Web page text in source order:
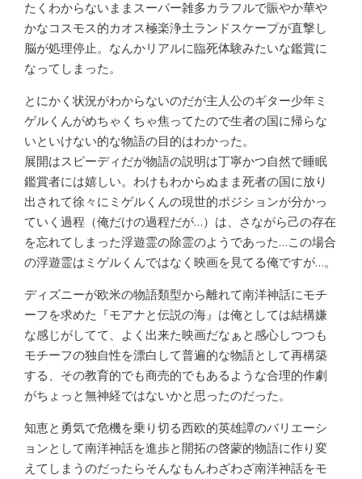
たくわからないままスーパー雑多カラフルで賑やか華や
かなコスモス的カオス極楽浄土ランドスケープが直撃し
脳が処理停止。なんかリアルに臨死体験みたいな鑑賞に
なってしまった。
とにかく状況がわからないのだが主人公のギター少年ミ
ゲルくんがめちゃくちゃ焦ってたので生者の国に帰らな
いといけない的な物語の目的はわかった。
展開はスピーディだが物語の説明は丁寧かつ自然で睡眠
鑑賞者には嬉しい。わけもわからぬまま死者の国に放り
出されて徐々にミゲルくんの現世的ポジションが分かっ
ていく過程（俺だけの過程だが…）は、さながら己の存在
を忘れてしまった浮遊霊の除霊のようであった…この場合
の浮遊霊はミゲルくんではなく映画を見てる俺ですが…。
ディズニーが欧米の物語類型から離れて南洋神話にモチ
ーフを求めた『モアナと伝説の海』は俺としては結構嫌
な感じがしてて、よく出来た映画だなぁと感心しつつも
モチーフの独自性を漂白して普遍的な物語として再構築
する、その教育的でも商売的でもあるような合理的作劇
がちょっと無神経ではないかと思ったのだった。
知恵と勇気で危機を乗り切る西欧的英雄譚のバリエーシ
ョンとして南洋神話を進歩と開拓の啓蒙的物語に作り変
えてしまうのだったらそんなもんわざわざ南洋神話をモ